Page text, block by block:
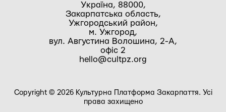
Україна, 88000,
Закарпатська область,
Ужгородський район,
м. Ужгород,
вул. Августина Волошина, 2-А,
офіс 2
hello@cultpz.org
Copyright © 2026 Культурна Платформа Закарпаття. Усі
права захищено